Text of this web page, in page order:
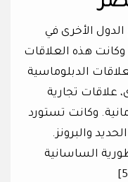
الأخرى في
هذه العلاقات
الدبلوماسية
علاقات تجارية
وكانت تستورد
والبرونز.
الساسانية